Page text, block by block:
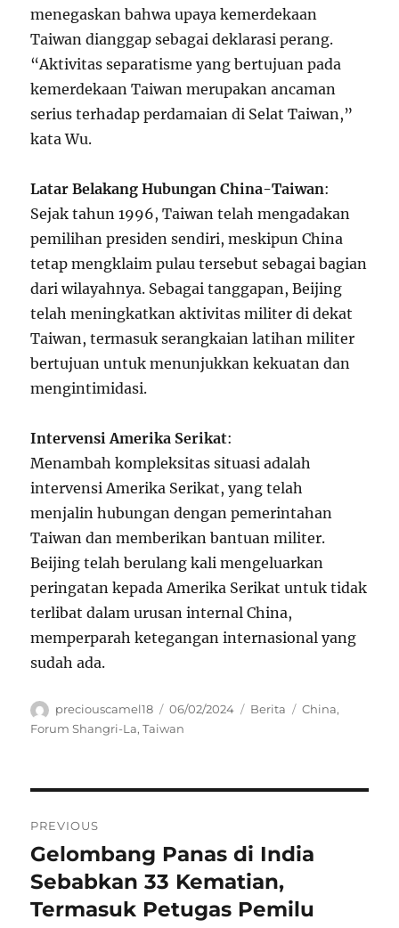
menegaskan bahwa upaya kemerdekaan
Taiwan dianggap sebagai deklarasi perang.
“Aktivitas separatisme yang bertujuan pada
kemerdekaan Taiwan merupakan ancaman
serius terhadap perdamaian di Selat Taiwan,”
kata Wu.
Latar Belakang Hubungan China-Taiwan:
Sejak tahun 1996, Taiwan telah mengadakan
pemilihan presiden sendiri, meskipun China
tetap mengklaim pulau tersebut sebagai bagian
dari wilayahnya. Sebagai tanggapan, Beijing
telah meningkatkan aktivitas militer di dekat
Taiwan, termasuk serangkaian latihan militer
bertujuan untuk menunjukkan kekuatan dan
mengintimidasi.
Intervensi Amerika Serikat:
Menambah kompleksitas situasi adalah
intervensi Amerika Serikat, yang telah
menjalin hubungan dengan pemerintahan
Taiwan dan memberikan bantuan militer.
Beijing telah berulang kali mengeluarkan
peringatan kepada Amerika Serikat untuk tidak
terlibat dalam urusan internal China,
memperparah ketegangan internasional yang
sudah ada.
Author
preciouscamel18
Posted
on
06/02/2024 Categories
Berita Tags
China,
Forum Shangri-La,Taiwan
pos
PREVIOUS
Previous
post:
Gelombang Panas di India
Sebabkan 33 Kematian,
Termasuk Petugas Pemilu